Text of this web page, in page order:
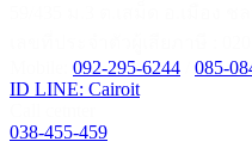
092-295-6244
085-
ID LINE: Cairoit
038-455-459